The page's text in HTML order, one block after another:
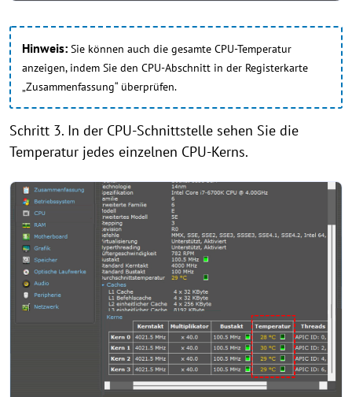
Hinweis: Sie können auch die gesamte CPU-Temperatur
anzeigen, indem Sie den CPU-Abschnitt in der Registerkarte
„Zusammenfassung“ überprüfen.
Schritt 3. In der CPU-Schnittstelle sehen Sie die
Temperatur jedes einzelnen CPU-Kerns.